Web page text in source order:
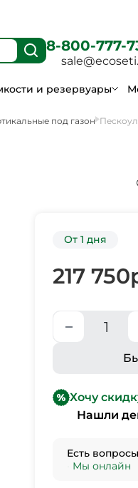
8-800-777-
и резервуары
под газон
От 1 дня
217 750
Хочу
Нашли
Есть
Мы онлайн